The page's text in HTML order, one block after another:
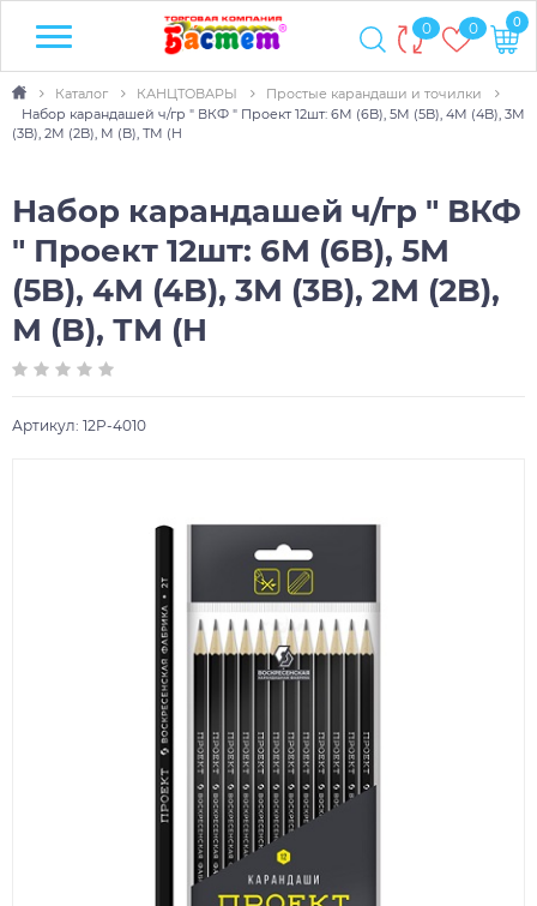
0 0 0
Каталог КАНЦТОВАРЫ
Простые карандаши и точилки
Набор карандашей ч/гр " ВКФ " Проект 12шт: 6М (6B), 5М (5B), 4М (4B), 3М
(3B), 2М (2B), М (B), ТМ (H
Набор карандашей ч/гр " ВКФ
" Проект 12шт: 6М (6B), 5М
(5B), 4М (4B), 3М (3B), 2М (2B),
М (B), ТМ (H
Артикул: 12P-4010